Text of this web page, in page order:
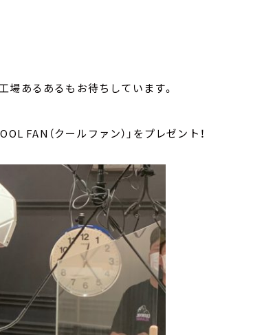
あるあるもお待ちしています。
FAN（クールファン）」をプレゼント！